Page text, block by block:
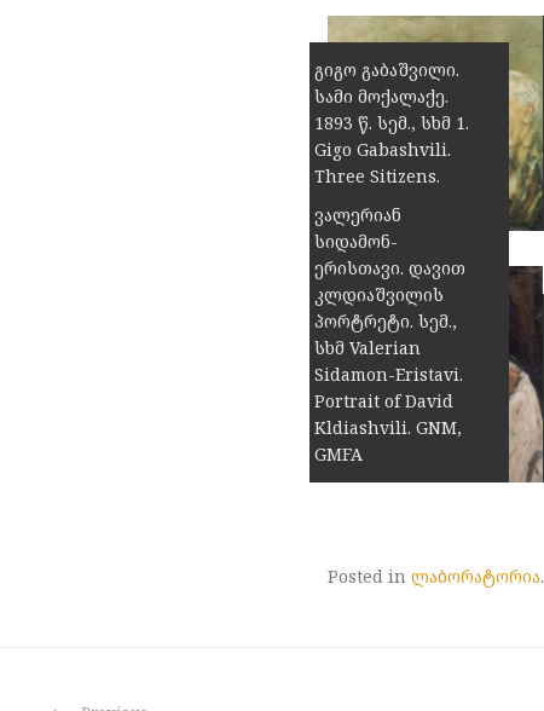
გიგო გაბაშვილი.
სამი მოქალაქე.
1893 წ. სემ., სხმ 1.
Gigo Gabashvili.
Three Sitizens.
ვალერიან
სიდამონ-
ერისთავი. დავით
კლდიაშვილის
პორტრეტი. სემ.,
სხმ Valerian
Sidamon-Eristavi.
Portrait of David
Kldiashvili. GNM,
GMFA
Posted in ლაბორატორია.